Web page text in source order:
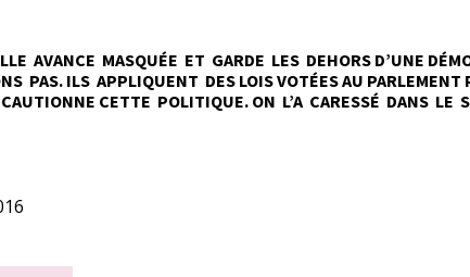
AVANCE MASQUÉE ET GARDE LES DEHORS D’UNE
PAS. ILS APPLIQUENT DES LOIS VOTÉES AU PARLEMENT
CETTE POLITIQUE. ON L’A CARESSÉ DANS LE